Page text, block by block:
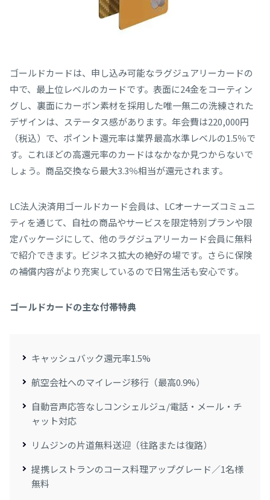
ゴールドカードは、申し込み可能なラグジュアリーカードの
中で、最上位レベルのカードです。表面に24金をコーティン
グし、裏面にカーボン素材を採用した唯一無二の洗練された
デザインは、ステータス感があります。年会費は220,000円
（税込）で、ポイント還元率は業界最高水準レベルの1.5％で
す。これほどの高還元率のカードはなかなか見つからないで
しょう。商品交換なら最大3.3％相当が還元されます。
LC法人決済用ゴールドカード会員は、LCオーナーズコミュニ
ティを通じて、自社の商品やサービスを限定特別プランや限
定パッケージにして、他のラグジュアリーカード会員に無料
で紹介できます。ビジネス拡大の絶好の場です。さらに保険
の補償内容がより充実しているので日常生活も安心です。
ゴールドカードの主な付帯特典
キャッシュバック還元率1.5%
航空会社へのマイレージ移行（最高0.9%）
自動音声応答なしコンシェルジュ/電話・メール・チ
ャット対応
リムジンの片道無料送迎（往路または復路）
提携レストランのコース料理アップグレード／1名様
無料